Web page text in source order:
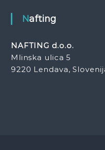
Nafting
NAFTING d.o.o.
Mlinska ulica 5
9220 Lendava,